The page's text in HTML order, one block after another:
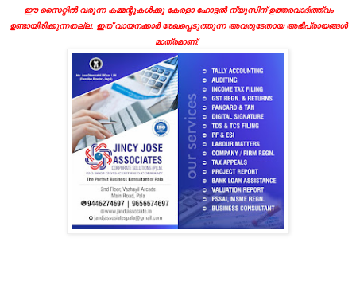
ഈ സൈറ്റിൽ വരുന്ന കമ്മന്റുകൾക്കു കേരളാ ഹോട്ടൽ ന്യൂസിന് ഉത്തരവാദിത്ത്വം
ഉണ്ടായിരിക്കുന്നതല്ല. ഇത് വായനക്കാർ രേഖപ്പെടുത്തുന്ന അവരുടേതായ അഭിപ്രായങ്ങൾ
മാത്രമാണ്.